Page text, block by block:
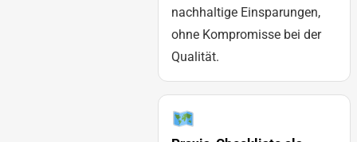
nachhaltige Einsparungen,
ohne Kompromisse bei der
Qualität.